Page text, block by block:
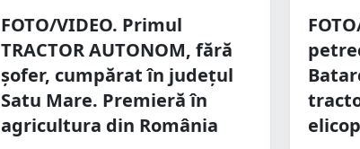
FOTO/VIDEO. Primul
TRACTOR AUTONOM, fără
șofer, cumpărat în județul
Satu Mare. Premieră în
agricultura din România